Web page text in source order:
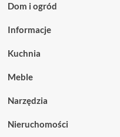
Dom i ogród
Informacje
Kuchnia
Meble
Narzędzia
Nieruchomości